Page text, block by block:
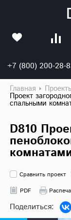
+7 (800) 200-28-
Главная
Проект
спальными
D810
Сравнить проект
PDF